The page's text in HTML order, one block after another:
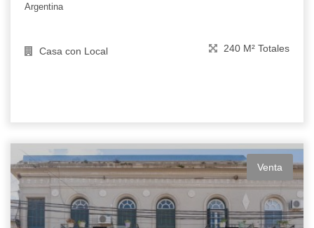
Argentina
Casa con Local 240 M² Totales
Venta